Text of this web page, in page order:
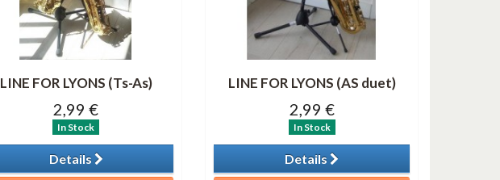
LINE FOR LYONS (Ts-As)
2,99 €
In Stock
Details
LINE FOR LYONS (AS duet)
2,99 €
In Stock
Details